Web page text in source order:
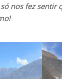
nos fez sentir